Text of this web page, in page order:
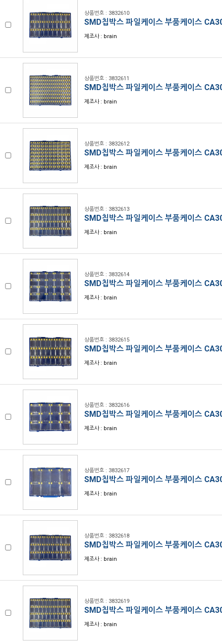
상품번호 : 3832610
SMD칩박스 파일케이스 부품케이스
제조사 : brain
상품번호 : 3832611
SMD칩박스 파일케이스 부품케이스
제조사 : brain
상품번호 : 3832612
SMD칩박스 파일케이스 부품케이스
제조사 : brain
상품번호 : 3832613
SMD칩박스 파일케이스 부품케이스
제조사 : brain
상품번호 : 3832614
SMD칩박스 파일케이스 부품케이스
제조사 : brain
상품번호 : 3832615
SMD칩박스 파일케이스 부품케이스
제조사 : brain
상품번호 : 3832616
SMD칩박스 파일케이스 부품케이스
제조사 : brain
상품번호 : 3832617
SMD칩박스 파일케이스 부품케이스
제조사 : brain
상품번호 : 3832618
SMD칩박스 파일케이스 부품케이스
제조사 : brain
상품번호 : 3832619
SMD칩박스 파일케이스 부품케이스
제조사 : brain